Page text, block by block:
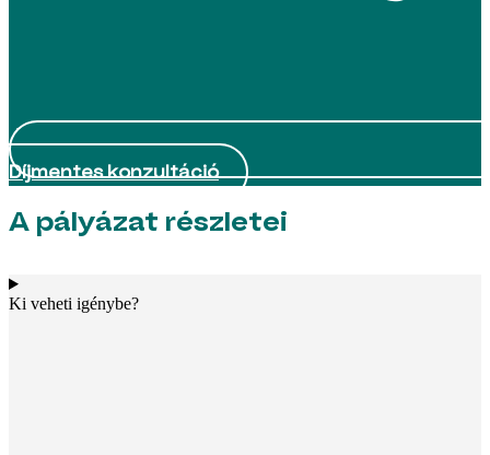
Díjmentes konzultáció
A pályázat részletei
Ki veheti igénybe?